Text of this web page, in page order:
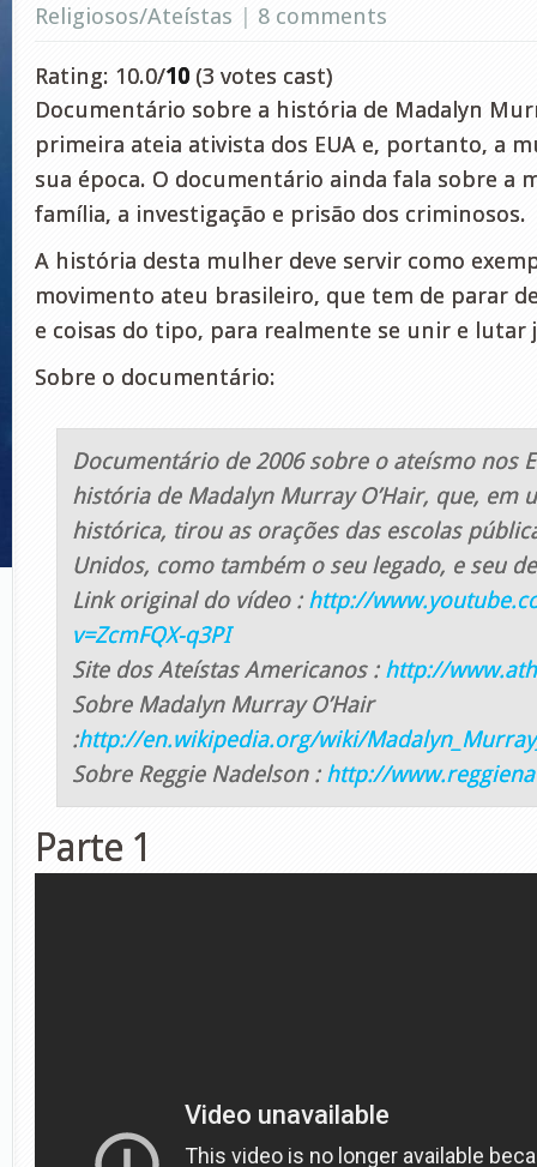
Religiosos/Ateístas | 8 comments
Rating: 10.0/10 (3 votes cast)
Documentário sobre a história de Madalyn
primeira ateia ativista dos EUA e, portanto, a
sua época. O documentário ainda fala sobre a
família, a investigação e prisão dos criminosos.
A história desta mulher deve servir como
movimento ateu brasileiro, que tem de parar
e coisas do tipo, para realmente se unir e lutar
Sobre o documentário:
Documentário de 2006 sobre o ateísmo nos
história de Madalyn Murray O’Hair, que, em
histórica, tirou as orações das escolas
Unidos, como também o seu legado, e seu
Link original do vídeo : http://
v=ZcmFQX-q3PI
Site dos Ateístas Americanos : http://
Sobre Madalyn Murray O’Hair
:http://en.wikipedia.org/wiki/
Sobre Reggie Nadelson : http://
Parte 1